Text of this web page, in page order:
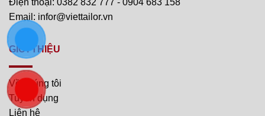
Điện thoại: 0382 832 777 - 0904 683 158
Email: infor@viettailor.vn
GIỚI THIỆU
Về chúng tôi
Tuyển dụng
Liên hệ